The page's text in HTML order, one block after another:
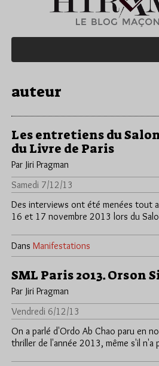
auteur
Les entretiens du
du Livre de Paris
Par Jiri Pragman
Samedi 7/12/13
Des interviews ont été menées tout
16 et 17 novembre 2013 lors du
Dans Manifestations
SML Paris 2013. Orson
Par Jiri Pragman
Vendredi 6/12/13
On a parlé d'Ordo Ab Chao paru en
thriller de l'année 2013, même s'il n'a